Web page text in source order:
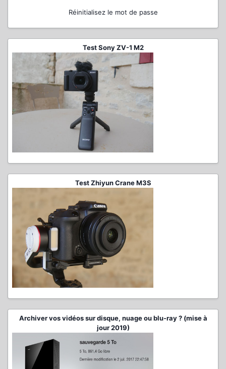
Réinitialisez le mot de passe
Test Sony ZV-1 M2
Test Zhiyun Crane M3S
Archiver vos vidéos sur disque, nuage ou blu-ray ? (mise à
jour 2019)